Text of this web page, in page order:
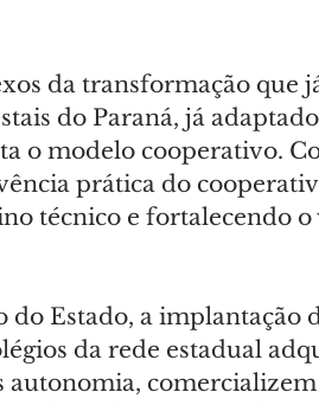
da transformação que
do Paraná, já
o modelo cooperativo.
prática do
técnico e fortalecendo
Estado, a implantação
da rede estadual
comercializem